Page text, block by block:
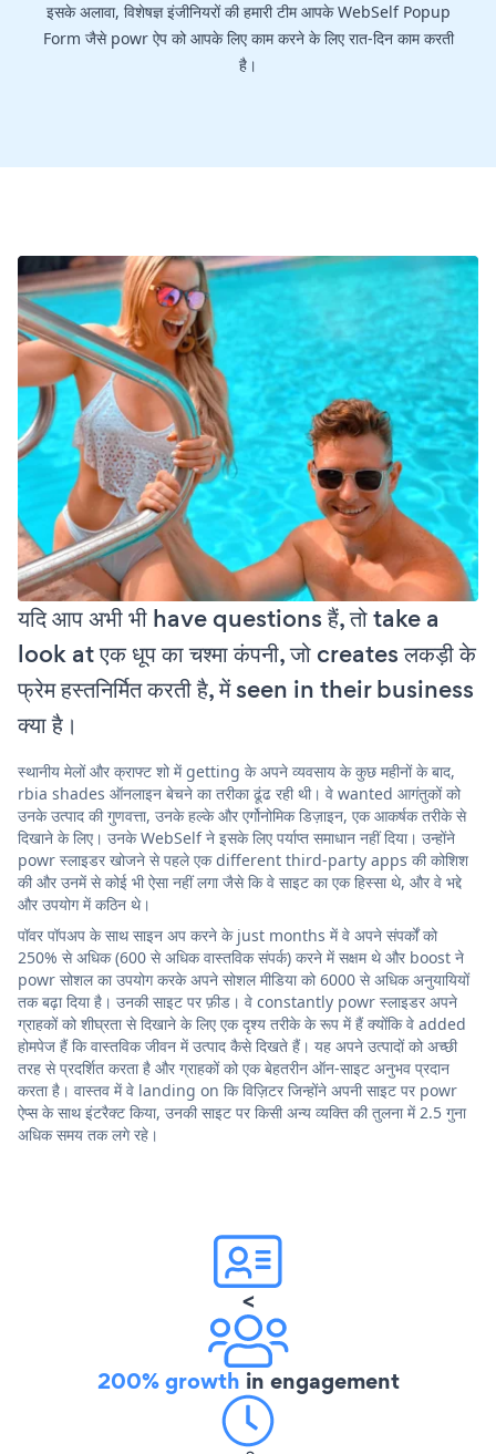
इसके अलावा, विशेषज्ञ इंजीनियरों की हमारी टीम आपके WebSelf Popup
Form जैसे powr ऐप को आपके लिए काम करने के लिए रात-दिन काम करती
है।
यदि आप अभी भी have questions हैं, तो take a
look at एक धूप का चश्मा कंपनी, जो creates लकड़ी के
फ्रेम हस्तनिर्मित करती है, में seen in their business
क्या है।
स्थानीय मेलों और क्राफ्ट शो में getting के अपने व्यवसाय के कुछ महीनों के बाद,
rbia shades ऑनलाइन बेचने का तरीका ढूंढ रही थी। वे wanted आगंतुकों को
उनके उत्पाद की गुणवत्ता, उनके हल्के और एर्गोनोमिक डिज़ाइन, एक आकर्षक तरीके से
दिखाने के लिए। उनके WebSelf ने इसके लिए पर्याप्त समाधान नहीं दिया। उन्होंने
powr स्लाइडर खोजने से पहले एक different third-party apps की कोशिश
की और उनमें से कोई भी ऐसा नहीं लगा जैसे कि वे साइट का एक हिस्सा थे, और वे भद्दे
और उपयोग में कठिन थे।
पॉवर पॉपअप के साथ साइन अप करने के just months में वे अपने संपर्कों को
250% से अधिक (600 से अधिक वास्तविक संपर्क) करने में सक्षम थे और boost ने
powr सोशल का उपयोग करके अपने सोशल मीडिया को 6000 से अधिक अनुयायियों
तक बढ़ा दिया है। उनकी साइट पर फ़ीड। वे constantly powr स्लाइडर अपने
ग्राहकों को शीघ्रता से दिखाने के लिए एक दृश्य तरीके के रूप में हैं क्योंकि वे added
होमपेज हैं कि वास्तविक जीवन में उत्पाद कैसे दिखते हैं। यह अपने उत्पादों को अच्छी
तरह से प्रदर्शित करता है और ग्राहकों को एक बेहतरीन ऑन-साइट अनुभव प्रदान
करता है। वास्तव में वे landing on कि विज़िटर जिन्होंने अपनी साइट पर powr
ऐप्स के साथ इंटरैक्ट किया, उनकी साइट पर किसी अन्य व्यक्ति की तुलना में 2.5 गुना
अधिक समय तक लगे रहे।
<
200% growth in engagement